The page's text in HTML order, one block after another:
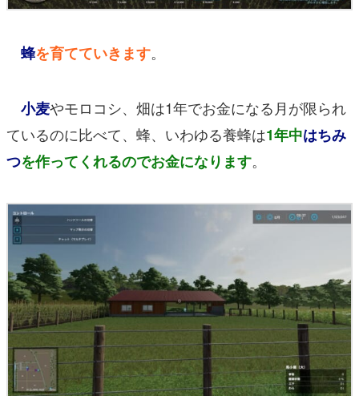
蜂を育てていきます。
小麦やモロコシ、畑は1年でお金になる月が限られ
ているのに比べて、蜂、いわゆる養蜂は1年中はちみ
つを作ってくれるのでお金になります。